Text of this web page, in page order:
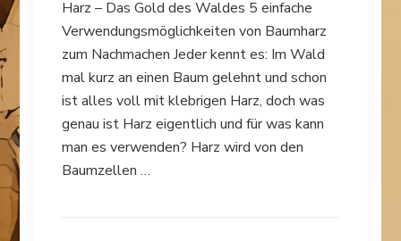
Harz – Das Gold des Waldes 5 einfache
Verwendungsmöglichkeiten von Baumharz
zum Nachmachen Jeder kennt es: Im Wald
mal kurz an einen Baum gelehnt und schon
ist alles voll mit klebrigen Harz, doch was
genau ist Harz eigentlich und für was kann
man es verwenden? Harz wird von den
Baumzellen …